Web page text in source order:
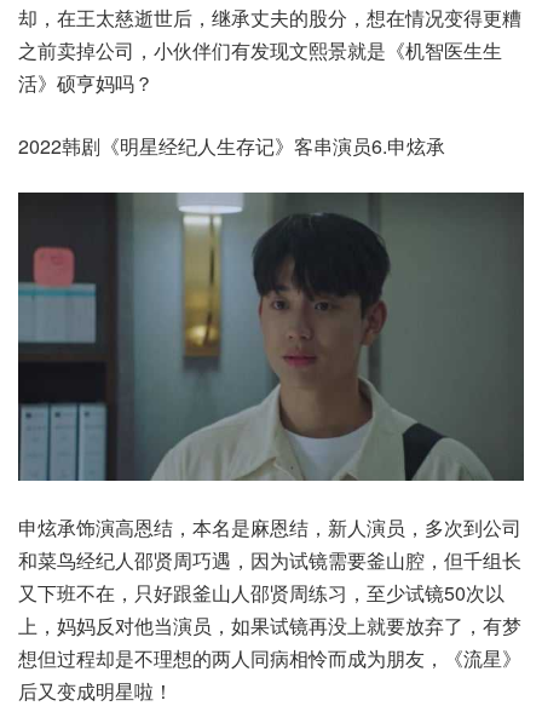
却，在王太慈逝世后，继承丈夫的股分，想在情况变得更糟
之前卖掉公司，小伙伴们有发现文熙景就是《机智医生生
活》硕亨妈吗？
2022韩剧《明星经纪人生存记》客串演员6.申炫承
申炫承饰演高恩结，本名是麻恩结，新人演员，多次到公司
和菜鸟经纪人邵贤周巧遇，因为试镜需要釜山腔，但千组长
又下班不在，只好跟釜山人邵贤周练习，至少试镜50次以
上，妈妈反对他当演员，如果试镜再没上就要放弃了，有梦
想但过程却是不理想的两人同病相怜而成为朋友，《流星》
后又变成明星啦！